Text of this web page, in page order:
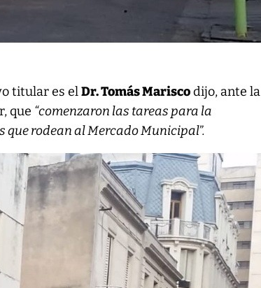
titular es elDr. Tomás Mariscodijo, ante la
que “comenzaron las tareas para la
rodean al Mercado Municipal”.